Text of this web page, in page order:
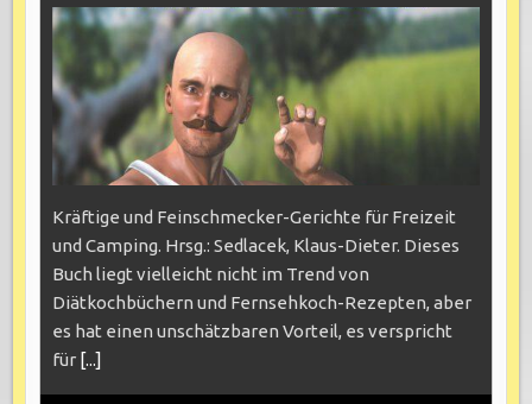
Kräftige und Feinschmecker-Gerichte für Freizeit
und Camping. Hrsg.: Sedlacek, Klaus-Dieter. Dieses
Buch liegt vielleicht nicht im Trend von
Diätkochbüchern und Fernsehkoch-Rezepten, aber
es hat einen unschätzbaren Vorteil, es verspricht
für [...]